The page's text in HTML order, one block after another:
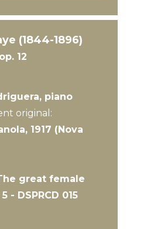
(1844-1896)
12
piano
original:
1917 (Nova
great female
- DSPRCD 015